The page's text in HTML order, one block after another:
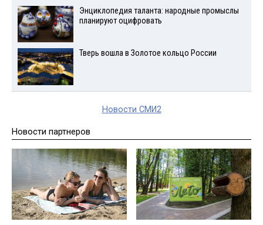
Энциклопедия таланта: народные промыслы
планируют оцифровать
Тверь вошла в Золотое кольцо России
Новости СМИ2
Новости партнеров